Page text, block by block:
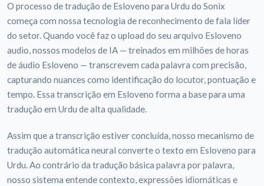
O processo de tradução de Esloveno para Urdu do Sonix
começa com nossa tecnologia de reconhecimento de fala líder
do setor. Quando você faz o upload do seu arquivo Esloveno
audio, nossos modelos de IA — treinados em milhões de horas
de áudio Esloveno — transcrevem cada palavra com precisão,
capturando nuances como identificação do locutor, pontuação e
tempo. Essa transcrição em Esloveno forma a base para uma
tradução em Urdu de alta qualidade.
Assim que a transcrição estiver concluída, nosso mecanismo de
tradução automática neural converte o texto em Esloveno para
Urdu. Ao contrário da tradução básica palavra por palavra,
nosso sistema entende contexto, expressões idiomáticas e